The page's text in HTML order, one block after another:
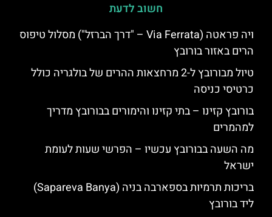
חשוב לדעת
ויה פראטה (Via Ferrata – "דרך הברזל") מסלול טיפוס
הרים באזור בורובץ
טיול מבורובץ ל-2 מרחצאות ההרים של בולגריה כולל
כרטיסי כניסה
בורובץ קזינו – בתי קזינו והימורים בבורובץ מדריך
למהמרים
מה השעה בבורובץ עכשיו – הפרשי שעות לעומת
ישראל
בריכות תרמיות בספארבה בניה (Sapareva Banya)
ליד בורובץ